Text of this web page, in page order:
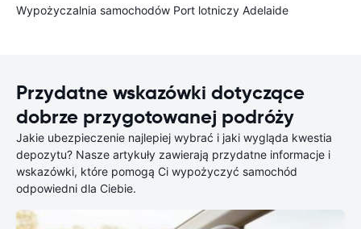
Wypożyczalnia samochodów Port lotniczy Adelaide
Przydatne wskazówki dotyczące
dobrze przygotowanej podróży
Jakie ubezpieczenie najlepiej wybrać i jaki wygląda kwestia
depozytu? Nasze artykuły zawierają przydatne informacje i
wskazówki, które pomogą Ci wypożyczyć samochód
odpowiedni dla Ciebie.